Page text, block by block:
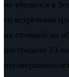
не убедился в
со встречным
на стоящий на
пострадали 13